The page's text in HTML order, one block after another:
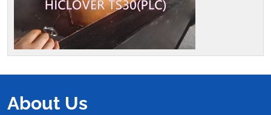
About Us